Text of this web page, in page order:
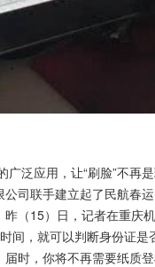
泛应用，让“刷脸”不再
司联手建立起了民航春
（15）日，记者在重庆
，就可以判断身份证是
时，你将不再需要纸质